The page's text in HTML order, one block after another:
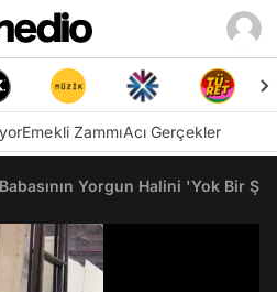
Emekli ZammıAcı Gerçekler
Yorgun Halini 'Yok Bir